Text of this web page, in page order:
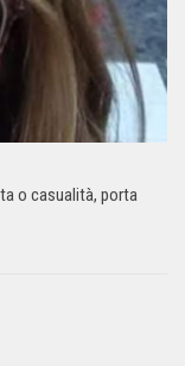
o casualità, porta